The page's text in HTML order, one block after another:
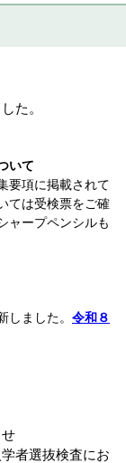
た。
いて
要項に掲載されて
ては受検票をご確
ャープペンシルも
しました。 令和８
者選抜検査にお